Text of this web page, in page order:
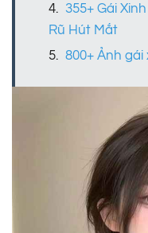
355+ Gái
Rũ Hút Mắt
800+ Ảnh